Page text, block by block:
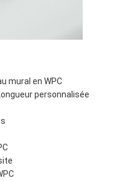
mural en WPC
personnalisée